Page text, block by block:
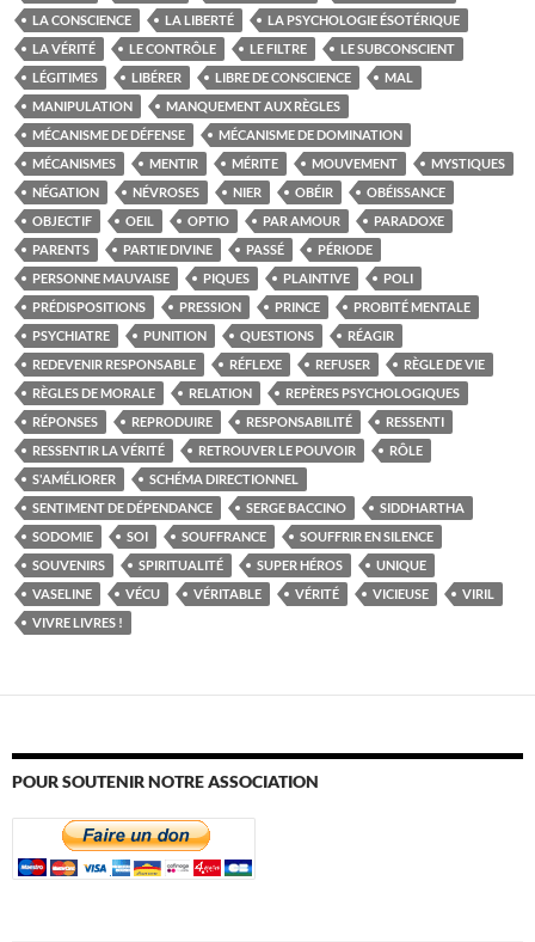
LA CONSCIENCE
LA LIBERTÉ
LA PSYCHOLOGIE ÉSOTÉRIQUE
LA VÉRITÉ
LE CONTRÔLE LE FILTRE
LE SUBCONSCIENT
LÉGITIMES
LIBÉRER LIBRE DE CONSCIENCE
MAL
MANIPULATION
MANQUEMENT AUX RÈGLES
MÉCANISME DE DÉFENSE
MÉCANISME DE DOMINATION
MÉCANISMES
MENTIR MÉRITE MOUVEMENT
MYSTIQUES
NÉGATION
NÉVROSES NIER OBÉIR
OBÉISSANCE
OBJECTIF
OEIL OPTIO PAR AMOUR
PARADOXE
PARENTS
PARTIE DIVINE PASSÉ
PÉRIODE
PERSONNE MAUVAISE
PIQUES PLAINTIVE
POLI
PRÉDISPOSITIONS
PRESSION PRINCE
PROBITÉ MENTALE
PSYCHIATRE
PUNITION QUESTIONS
RÉAGIR
REDEVENIR RESPONSABLE
RÉFLEXE REFUSER
RÈGLE DE VIE
RÈGLES DE MORALE
RELATION
REPÈRES PSYCHOLOGIQUES
RÉPONSES
REPRODUIRE RESPONSABILITÉ
RESSENTI
RESSENTIR LA VÉRITÉ
RETROUVER LE POUVOIR
RÔLE
S'AMÉLIORER
SCHÉMA DIRECTIONNEL
SENTIMENT DE DÉPENDANCE
SERGE BACCINO
SIDDHARTHA
SODOMIE
SOI SOUFFRANCE
SOUFFRIR EN SILENCE
SOUVENIRS
SPIRITUALITÉ SUPER HÉROS
UNIQUE
VASELINE
VÉCU VÉRITABLE VÉRITÉ VICIEUSE
VIRIL
VIVRE LIVRES !
POUR SOUTENIR NOTRE ASSOCIATION